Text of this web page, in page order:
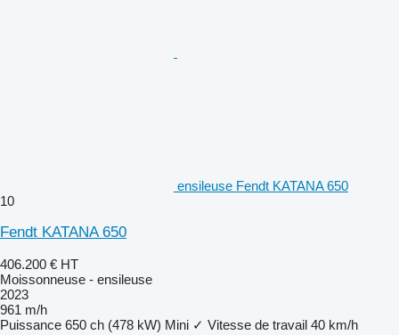
ensileuse Fendt KATANA 650
10
Fendt KATANA 650
406.200 € HT
Moissonneuse - ensileuse
2023
961 m/h
Puissance 650 ch (478 kW) Mini ✓ Vitesse de travail 40 km/h